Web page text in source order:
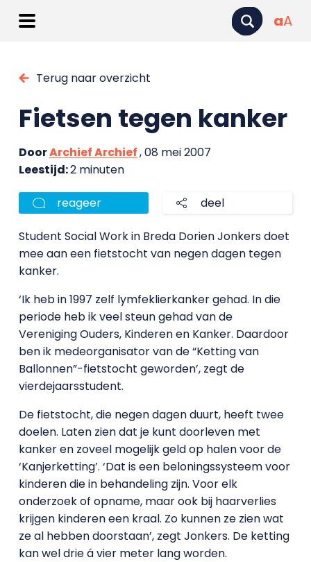
aA
Terug naar overzicht
Fietsen tegen kanker
DoorArchief Archief, 08 mei 2007
Leestijd:2 minuten
reageer deel
Student Social Work in Breda Dorien Jonkers doet
mee aan een fietstocht van negen dagen tegen
kanker.
‘Ik heb in 1997 zelf lymfeklierkanker gehad. In die
periode heb ik veel steun gehad van de
Vereniging Ouders, Kinderen en Kanker. Daardoor
ben ik medeorganisator van de “Ketting van
Ballonnen”-fietstocht geworden’, zegt de
vierdejaarsstudent.
De fietstocht, die negen dagen duurt, heeft twee
doelen. Laten zien dat je kunt doorleven met
kanker en zoveel mogelijk geld op halen voor de
‘Kanjerketting’. ‘Dat is een beloningssysteem voor
kinderen die in behandeling zijn. Voor elk
onderzoek of opname, maar ook bij haarverlies
krijgen kinderen een kraal. Zo kunnen ze zien wat
ze al hebben doorstaan’, zegt Jonkers. De ketting
kan wel drie á vier meter lang worden.